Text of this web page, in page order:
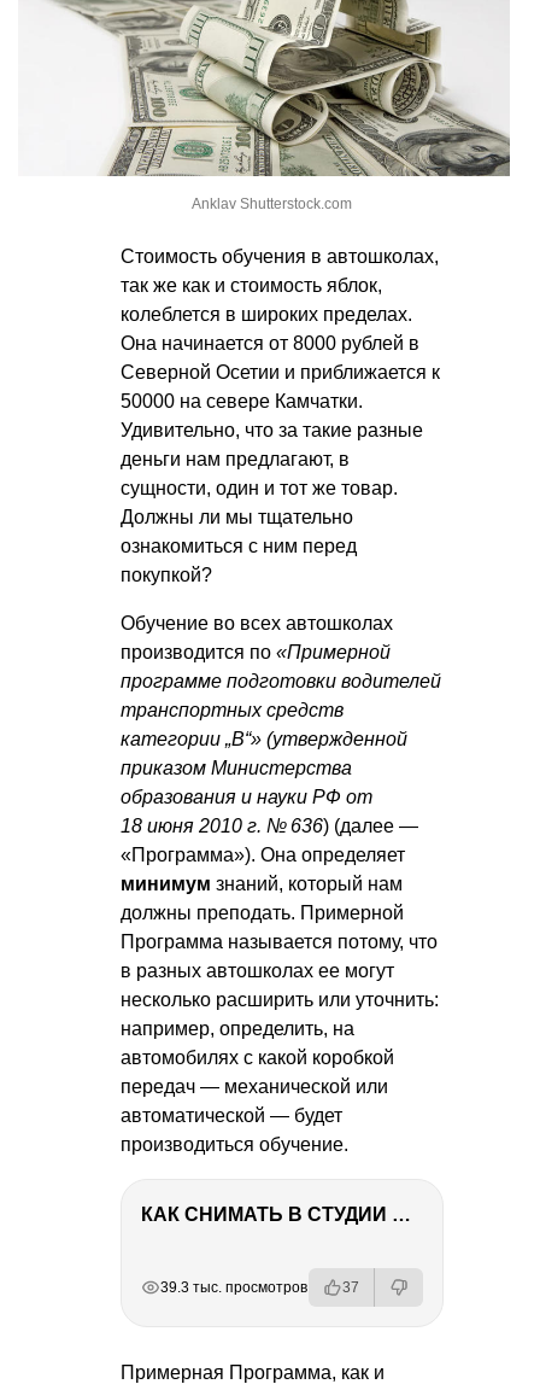
Anklav Shutterstock.com
Стоимость обучения в автошколах,
так же как и стоимость яблок,
колеблется в широких пределах.
Она начинается от 8000 рублей в
Северной Осетии и приближается к
50000 на севере Камчатки.
Удивительно, что за такие разные
деньги нам предлагают, в
сущности, один и тот же товар.
Должны ли мы тщательно
ознакомиться с ним перед
покупкой?
Обучение во всех автошколах
производится по «Примерной
программе подготовки водителей
транспортных средств
категории „В“» (утвержденной
приказом Министерства
образования и науки РФ от
18 июня 2010 г. № 636) (далее —
«Программа»). Она определяет
минимум знаний, который нам
должны преподать. Примерной
Программа называется потому, что
в разных автошколах ее могут
несколько расширить или уточнить:
например, определить, на
автомобилях с какой коробкой
передач — механической или
автоматической — будет
производиться обучение.
КАК СНИМАТЬ В СТУДИИ СО ВСПЫШКАМИ
39.3 тыс. просмотров 37
Примерная Программа, как и